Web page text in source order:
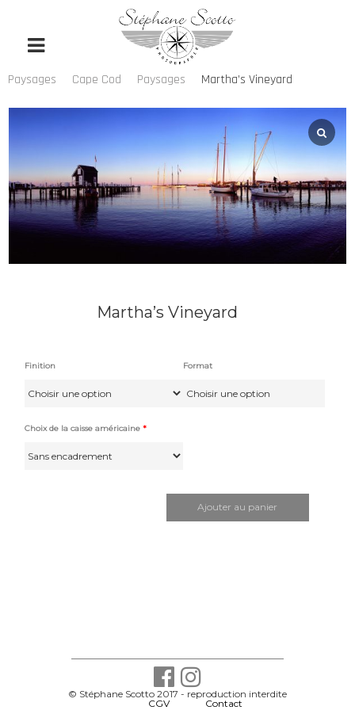
Paysages Cape Cod Paysages Martha’s Vineyard
Martha’s Vineyard
Finition Format
Choix de la caisse américaine *
Vineyard
Ajouter au panier
© Stéphane Scotto 2017 - reproduction interdite
CGV Contact